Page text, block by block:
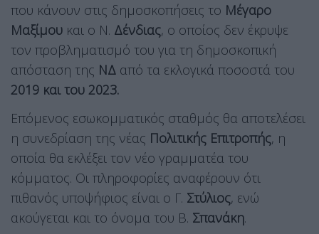
που κάνουν στις δημοσκοπήσεις το Μέγαρο
Μαξίμου και ο Ν. Δένδιας, ο οποίος δεν έκρυψε
τον προβληματισμό του για τη δημοσκοπική
απόσταση της ΝΔ από τα εκλογικά ποσοστά του
2019 και του 2023.
Επόμενος εσωκομματικός σταθμός θα αποτελέσει
η συνεδρίαση της νέας Πολιτικής Επιτροπής, η
οποία θα εκλέξει τον νέο γραμματέα του
κόμματος. Οι πληροφορίες αναφέρουν ότι
πιθανός υποψήφιος είναι ο Γ. Στύλιος, ενώ
ακούγεται και το όνομα του Β. Σπανάκη.